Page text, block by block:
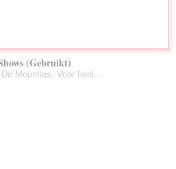
(Gebruikt)
Mounties. Voor heel…